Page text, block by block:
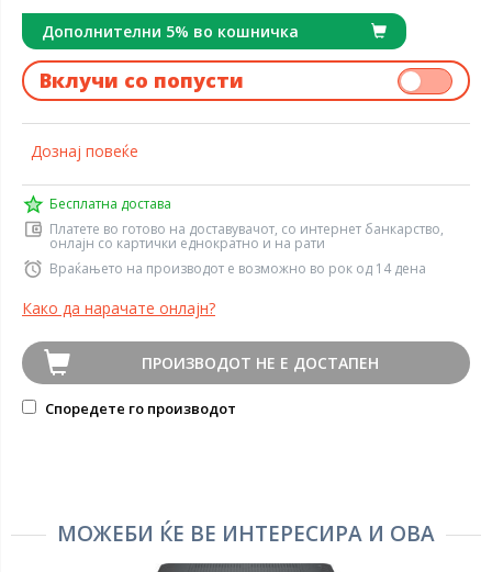
Дополнителни 5% во кошничка
Вклучи со попусти
Дознај повеќе
Бесплатна достава
Платете во готово на доставувачот, со интернет банкарство,
онлајн со картички еднократно и на рати
Враќањето на производот е возможно во рок од 14 дена
Како да нарачате онлајн?
ПРОИЗВОДОТ НЕ Е ДОСТАПЕН
Споредете го производот
МОЖЕБИ ЌЕ ВЕ ИНТЕРЕСИРА И ОВА